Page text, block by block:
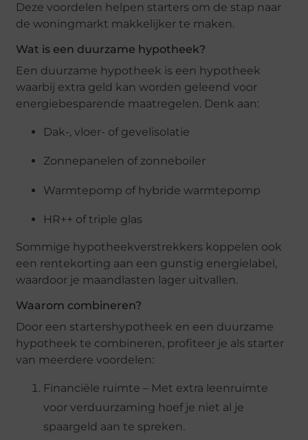
Deze voordelen helpen starters om de stap naar
de woningmarkt makkelijker te maken.
Wat is een duurzame hypotheek?
Een duurzame hypotheek is een hypotheek
waarbij extra geld kan worden geleend voor
energiebesparende maatregelen. Denk aan:
Dak-, vloer- of gevelisolatie
Zonnepanelen of zonneboiler
Warmtepomp of hybride warmtepomp
HR++ of triple glas
Sommige hypotheekverstrekkers koppelen ook
een rentekorting aan een gunstig energielabel,
waardoor je maandlasten lager uitvallen.
Waarom combineren?
Door een startershypotheek en een duurzame
hypotheek te combineren, profiteer je als starter
van meerdere voordelen:
Financiële ruimte – Met extra leenruimte
voor verduurzaming hoef je niet al je
spaargeld aan te spreken.